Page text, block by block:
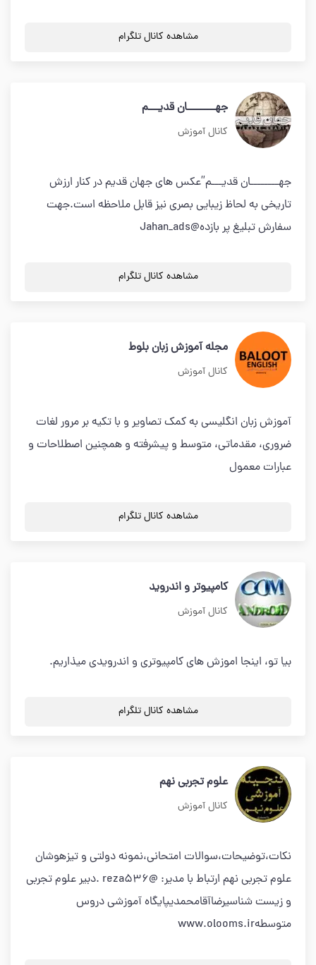
مشاهده کانال تلگرام
جهــــــــان قدیـــم
کانال آموزش
جهــــــــان قدیـــم”عکس های جهان قدیم در کنار ارزش
تاریخی به لحاظ زیبایی بصری نیز قابل ملاحظه است.جهت
سفارش تبلیغ پر بازده@Jahan_ads
مشاهده کانال تلگرام
مجله آموزش زبان بلوط
کانال آموزش
آموزش زبان انگلیسی به کمک تصاویر و با تکیه بر مرور لغات
ضروری، مقدماتی، متوسط و پیشرفته و همچنین اصطلاحات و
عبارات معمول
مشاهده کانال تلگرام
کامپیوتر و اندروید
کانال آموزش
بیا تو، اینجا اموزش های کامپیوتری و اندرویدی میذاریم.
مشاهده کانال تلگرام
علوم تجربی نهم
کانال آموزش
نکات،توضیحات،سوالات امتحانی،نمونه دولتی و تیزهوشان
علوم تجربی نهم ارتباط با مدیر: @reza536 .دبیر علوم تجربی
و زیست شناسیرضاآقامحمدیپایگاه آموزشی دروس
متوسطهwww.olooms.ir